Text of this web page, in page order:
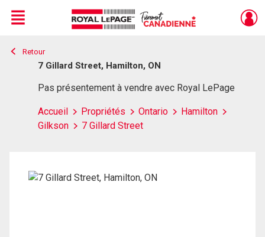
Live
En Direct
Menu
Retour
7 Gillard Street, Hamilton, ON
Pas présentement à vendre avec Royal LePage
Accueil Propriétés Ontario
Hamilton
Gilkson
7 Gillard Street